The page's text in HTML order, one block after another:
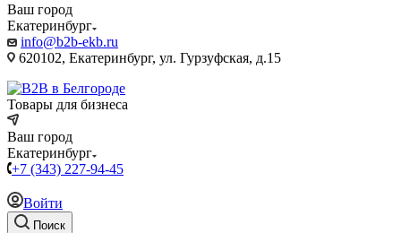
Ваш город
Екатеринбург
info@b2b-ekb.ru
620102, Екатеринбург, ул. Гурзуфская, д.15
Товары для бизнеса
Ваш город
Екатеринбург
+7 (343) 227-94-45
Войти
Поиск